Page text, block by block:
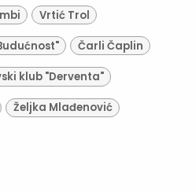
Vrtić Trol
Čarli Čaplin
klub "Derventa"
Željka Mlađenović